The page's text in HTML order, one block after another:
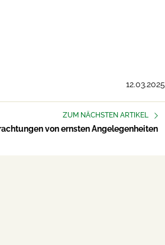
12.03.2025
ZUM NÄCHSTEN ARTIKEL
von ernsten Angelegenheiten